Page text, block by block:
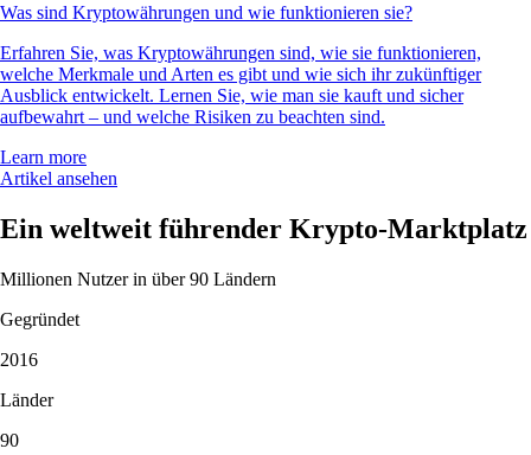
Was sind Kryptowährungen und wie funktionieren sie?
Erfahren Sie, was Kryptowährungen sind, wie sie funktionieren,
welche Merkmale und Arten es gibt und wie sich ihr zukünftiger
Ausblick entwickelt. Lernen Sie, wie man sie kauft und sicher
aufbewahrt – und welche Risiken zu beachten sind.
Learn more
Artikel ansehen
Ein weltweit führender Krypto-Marktplatz
Millionen Nutzer in über 90 Ländern
Gegründet
2016
Länder
90